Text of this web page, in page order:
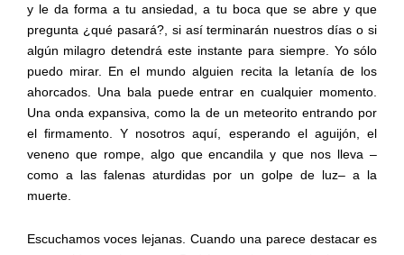
y le da forma a tu ansiedad, a tu boca que se abre y que
pregunta ¿qué pasará?, si así terminarán nuestros días o si
algún milagro detendrá este instante para siempre. Yo sólo
puedo mirar. En el mundo alguien recita la letanía de los
ahorcados. Una bala puede entrar en cualquier momento.
Una onda expansiva, como la de un meteorito entrando por
el firmamento. Y nosotros aquí, esperando el aguijón, el
veneno que rompe, algo que encandila y que nos lleva –
como a las falenas aturdidas por un golpe de luz– a la
muerte.
Escuchamos voces lejanas. Cuando una parece destacar es